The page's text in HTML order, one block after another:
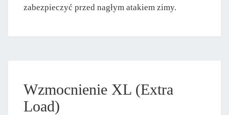
zabezpieczyć przed nagłym atakiem zimy.
Wzmocnienie XL (Extra
Load)